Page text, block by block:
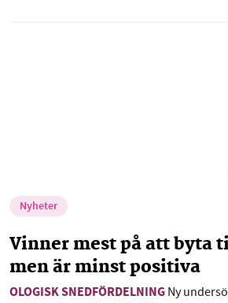
Nyheter
Vinner mest på att byta
men är minst positiva
OLOGISK SNEDFÖRDELNING Ny